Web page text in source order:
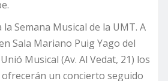
Semana Musical de la UMT. A
Sala Mariano Puig Yago del
Musical (Av. Al Vedat, 21) los
ofrecerán un concierto seguido